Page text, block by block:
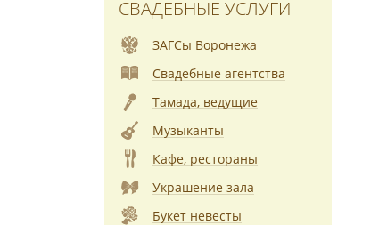
СВАДЕБНЫЕ УСЛУГИ
ЗАГСы Воронежа
Свадебные агентства
Тамада, ведущие
Музыканты
Кафе, рестораны
Украшение зала
Букет невесты